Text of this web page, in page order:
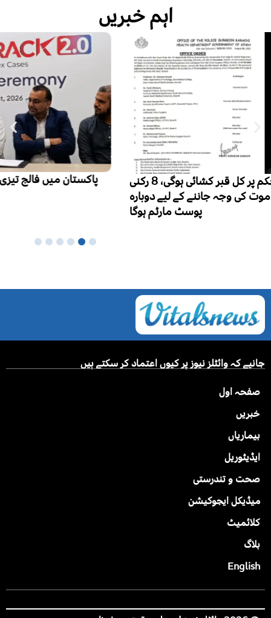
اہم خبریں
پاکستان میں فالج تیزی سے بڑھتا بحران، ہر سال 3 لاکھ 50
ہزار نئے مریض، ایک لاکھ اموات
جانیے کہ وائٹلز نیوز پر کیوں اعتماد کر سکتے ہیں
صفحہ اول
خبریں
بیماریاں
ایڈیٹوریل
صحت و تندرستی
میڈیکل ایجوکیشن
کلائمیٹ
بلاگ
English